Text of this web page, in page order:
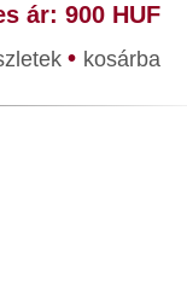
ár: 900 HUF
• kosárba